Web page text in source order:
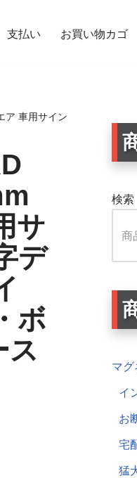
支払い お買い物カゴ
車用サイン シンプル英
サ
デ
ボ
ス
検索
マグ
イ
お
宅
猛